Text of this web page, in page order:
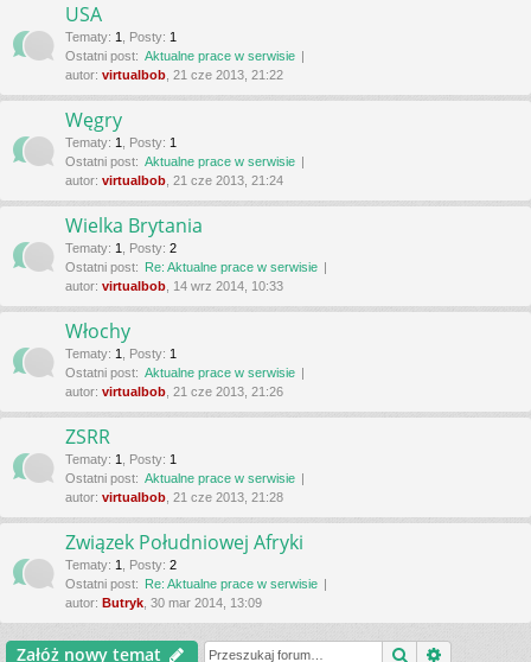
USA
Tematy: 1 Posty: 1
Ostatni post: Aktualne prace w serwisie
autor: virtualbob , 21 cze 2013, 21:22
Węgry
Tematy: 1 Posty: 1
Ostatni post: Aktualne prace w serwisie
autor: virtualbob , 21 cze 2013, 21:24
Wielka Brytania
Tematy: 1 Posty: 2
Ostatni post: Re: Aktualne prace w serwisie
autor: virtualbob , 14 wrz 2014, 10:33
Włochy
Tematy: 1 Posty: 1
Ostatni post: Aktualne prace w serwisie
autor: virtualbob , 21 cze 2013, 21:26
ZSRR
Tematy: 1 Posty: 1
Ostatni post: Aktualne prace w serwisie
autor: virtualbob , 21 cze 2013, 21:28
Związek Południowej Afryki
Tematy: 1 Posty: 2
Ostatni post: Re: Aktualne prace w serwisie
autor: Butryk , 30 mar 2014, 13:09
Załóż nowy temat Szukaj